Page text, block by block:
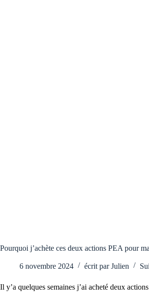
Pourquoi j’achète ces deux actions PEA pour
6 novembre 2024 écrit par Julien
Il y’a quelques semaines j’ai acheté deux